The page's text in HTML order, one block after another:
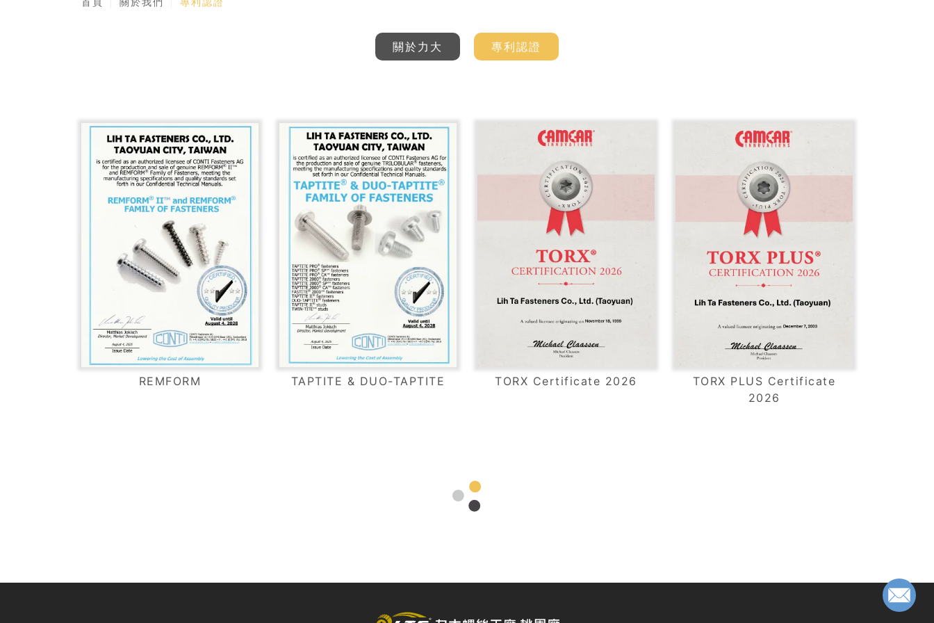
關於力大 專利認證
REMFORM TAPTITE & DUO-TAPTITE TORX Certificate 2026
TORX PLUS Certificate
2026